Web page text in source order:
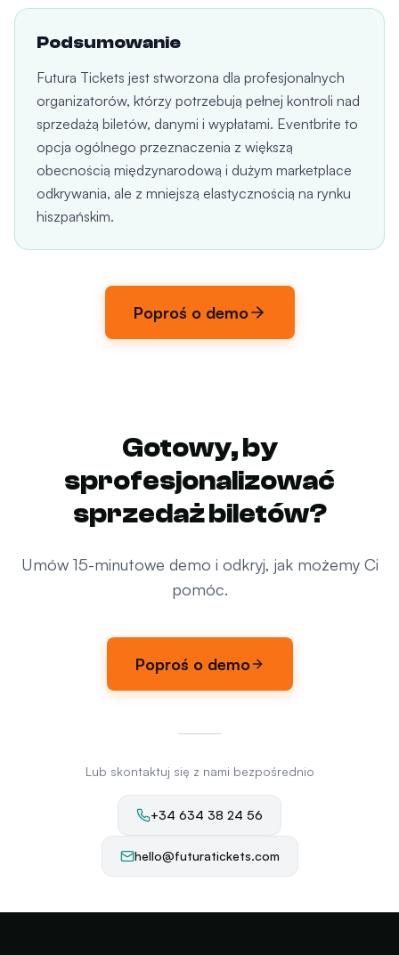
Podsumowanie
Futura Tickets jest stworzona dla profesjonalnych
organizatorów, którzy potrzebują pełnej kontroli nad
sprzedażą biletów, danymi i wypłatami. Eventbrite to
opcja ogólnego przeznaczenia z większą
obecnością międzynarodową i dużym marketplace
odkrywania, ale z mniejszą elastycznością na rynku
hiszpańskim.
Poproś o demo
Gotowy, by
sprofesjonalizować
sprzedaż biletów?
Umów 15-minutowe demo i odkryj, jak możemy Ci
pomóc.
Poproś o demo
Lub skontaktuj się z nami bezpośrednio
+34 634 38 24 56
hello@futuratickets.com